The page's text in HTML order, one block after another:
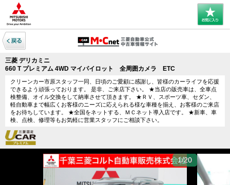
三菱 デリカミニ
660 T プレミアム 4WD マイパイロット 全周囲カメラ ETC
クリーンカー市原スタッフ一同、日頃のご愛顧に感謝し、皆様のカーライフを応援
できるよう頑張っております。 是非、ご来店下さい。 ★当店の販売車は、全車点
検整備、オイル交換をして納車させて頂きます。 ★ＲＶ、スポーツ車、セダン、
軽自動車まで幅広くお客様のニーズに応えられる様な車種を揃え、お客様のご来店
をお待ちしています。 ★全国をネットする、ＭＣネット導入店です。 ★新車、車
検、点検、修理等もお気軽に営業スタッフにご相談下さい。
1/20